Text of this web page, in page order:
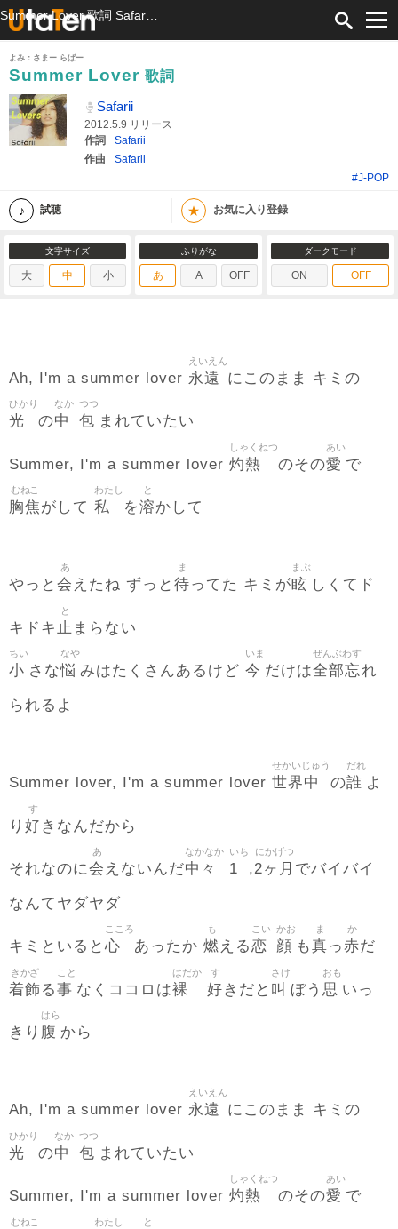
よみ：さまー らばー
Summer Lover 歌詞
Safarii
2012.5.9 リリース
作詞
Safarii
作曲
Safarii
#J-POP
試聴 ★ お気に入り登録
文字サイズ
大 中 小
ふりがな
あ A OFF
ダークモード
ON OFF
Ah, I'm a summer lover 永遠
えいえん
にこのまま キミの
光
ひかり
の中
なか
包
つつ
まれていたい
Summer, I'm a summer lover 灼熱
しゃくねつ
のその愛
あい
で
胸焦
むねこ
がして 私
わたし
を溶
と
かして
やっと 会
あ
えたね ずっと 待
ま
ってた キミが眩
まぶ
しくてド
キドキ 止
と
まらない
小
ちい
さな悩
なや
みはたくさんあるけど 今
いま
だけは全部忘
ぜんぶわす
れ
られるよ
Summer lover, I'm a summer lover 世界中
せかいじゅう
の誰
だれ
よ
り 好
す
きなんだから
それなのに会
あ
えないんだ中々
なかなか
1
いち
,2ヶ月
にかげつ
でバイバイ
なんてヤダヤダ
キミといると 心
こころ
あったか 燃
も
える恋
こい
顔
かお
も真
ま
っ赤
か
だ
着飾
きかざ
る事
こと
なくココロは裸
はだか
好
す
きだと 叫
さけ
ぼう 思
おも
いっ
きり 腹
はら
から
Ah, I'm a summer lover 永遠
えいえん
にこのまま キミの
光
ひかり
の中
なか
包
つつ
まれていたい
Summer, I'm a summer lover 灼熱
しゃくねつ
のその愛
あい
で
むねこ わたし と